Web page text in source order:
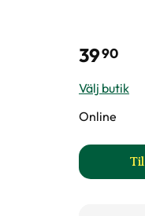
3990
Välj butik
Online